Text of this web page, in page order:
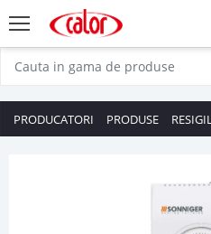
PRODUCATORI PRODUSE